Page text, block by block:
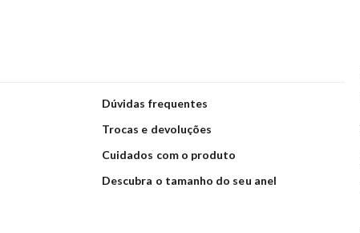
Dúvidas frequentes
Trocas e devoluções
Cuidados com o produto
Descubra o tamanho do seu anel